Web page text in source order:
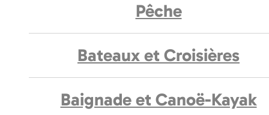
Pêche
Bateaux et Croisières
Baignade et Canoë-Kayak